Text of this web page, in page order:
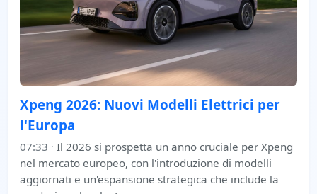
Xpeng 2026: Nuovi Modelli Elettrici per
l'Europa
07:33 · Il 2026 si prospetta un anno cruciale per Xpeng
nel mercato europeo, con l'introduzione di modelli
aggiornati e un'espansione strategica che include la